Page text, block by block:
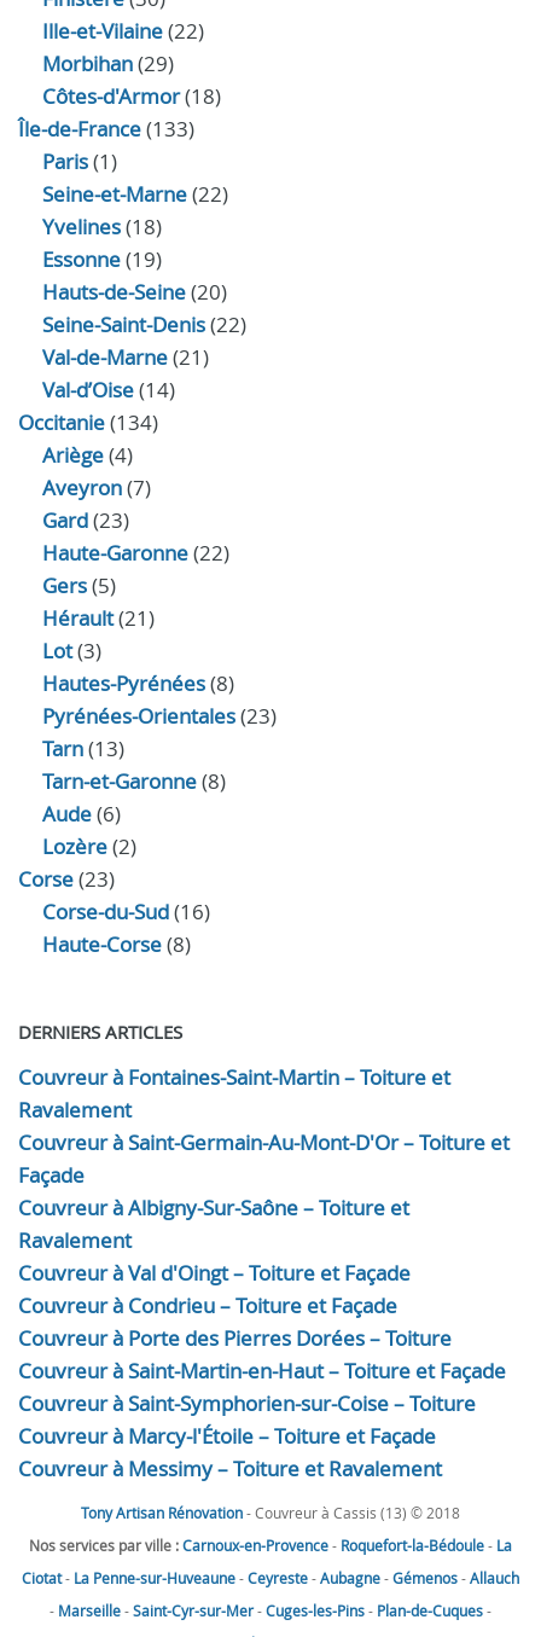
Ille-et-Vilaine(22)
Morbihan(29)
Côtes-d'Armor(18)
Île-de-France(133)
Paris(1)
Seine-et-Marne(22)
Yvelines(18)
Essonne(19)
Hauts-de-Seine(20)
Seine-Saint-Denis(22)
Val-de-Marne(21)
Val-d’Oise(14)
Occitanie(134)
Ariège(4)
Aveyron(7)
Gard(23)
Haute-Garonne(22)
Gers(5)
Hérault(21)
Lot(3)
Hautes-Pyrénées(8)
Pyrénées-Orientales(23)
Tarn(13)
Tarn-et-Garonne(8)
Aude(6)
Lozère(2)
Corse(23)
Corse-du-Sud(16)
Haute-Corse(8)
DERNIERS ARTICLES
Couvreur à Fontaines-Saint-Martin – Toiture et
Ravalement
Couvreur à Saint-Germain-Au-Mont-D'Or – Toiture et
Façade
Couvreur à Albigny-Sur-Saône – Toiture et
Ravalement
Couvreur à Val d'Oingt – Toiture et Façade
Couvreur à Condrieu – Toiture et Façade
Couvreur à Porte des Pierres Dorées – Toiture
Couvreur à Saint-Martin-en-Haut – Toiture et Façade
Couvreur à Saint-Symphorien-sur-Coise – Toiture
Couvreur à Marcy-l'Étoile – Toiture et Façade
Couvreur à Messimy – Toiture et Ravalement
Tony Artisan Rénovation- Couvreur à Cassis (13) © 2018
Nos services par ville :Carnoux-en-Provence- Roquefort-la-Bédoule- La
Ciotat- La Penne-sur-Huveaune-Ceyreste-Aubagne-Gémenos-Allauch
- Marseille-Saint-Cyr-sur-Mer-Cuges-les-Pins- Plan-de-Cuques-